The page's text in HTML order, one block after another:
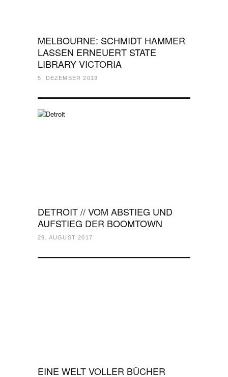
MELBOURNE: SCHMIDT HAMMER
LASSEN ERNEUERT STATE
LIBRARY VICTORIA
5. DEZEMBER 2019
DETROIT // VOM ABSTIEG UND
AUFSTIEG DER BOOMTOWN
29. AUGUST 2017
EINE WELT VOLLER BÜCHER